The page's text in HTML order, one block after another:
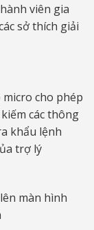
viên gia
sở thích giải
cho phép
các thông
khẩu lệnh
trợ lý
màn hình